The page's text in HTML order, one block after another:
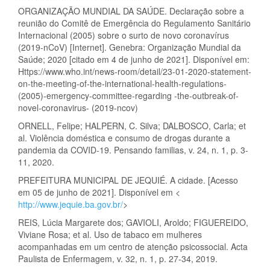
ORGANIZAÇÃO MUNDIAL DA SAÚDE. Declaração sobre a
reunião do Comitê de Emergência do Regulamento Sanitário
Internacional (2005) sobre o surto de novo coronavírus
(2019-nCoV) [Internet]. Genebra: Organização Mundial da
Saúde; 2020 [citado em 4 de junho de 2021]. Disponível em:
Https://www.who.int/news-room/detail/23-01-2020-statement-
on-the-meeting-of-the-international-health-regulations-
(2005)-emergency-committee-regarding -the-outbreak-of-
novel-coronavirus- (2019-ncov)
ORNELL, Felipe; HALPERN, C. Silva; DALBOSCO, Carla; et
al. Violência doméstica e consumo de drogas durante a
pandemia da COVID-19. Pensando familias, v. 24, n. 1, p. 3-
11, 2020.
PREFEITURA MUNICIPAL DE JEQUIÉ. A cidade. [Acesso
em 05 de junho de 2021]. Disponível em <
http://www.jequie.ba.gov.br/>
REIS, Lúcia Margarete dos; GAVIOLI, Aroldo; FIGUEREIDO,
Viviane Rosa; et al. Uso de tabaco em mulheres
acompanhadas em um centro de atenção psicossocial. Acta
Paulista de Enfermagem, v. 32, n. 1, p. 27-34, 2019.